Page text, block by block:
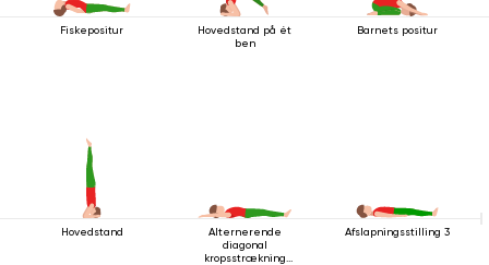
Fiskepositur
Hovedstand på ét
ben
Barnets positur
Hovedstand
Alternerende
diagonal
kropsstrækning
Afslapningsstilling 3